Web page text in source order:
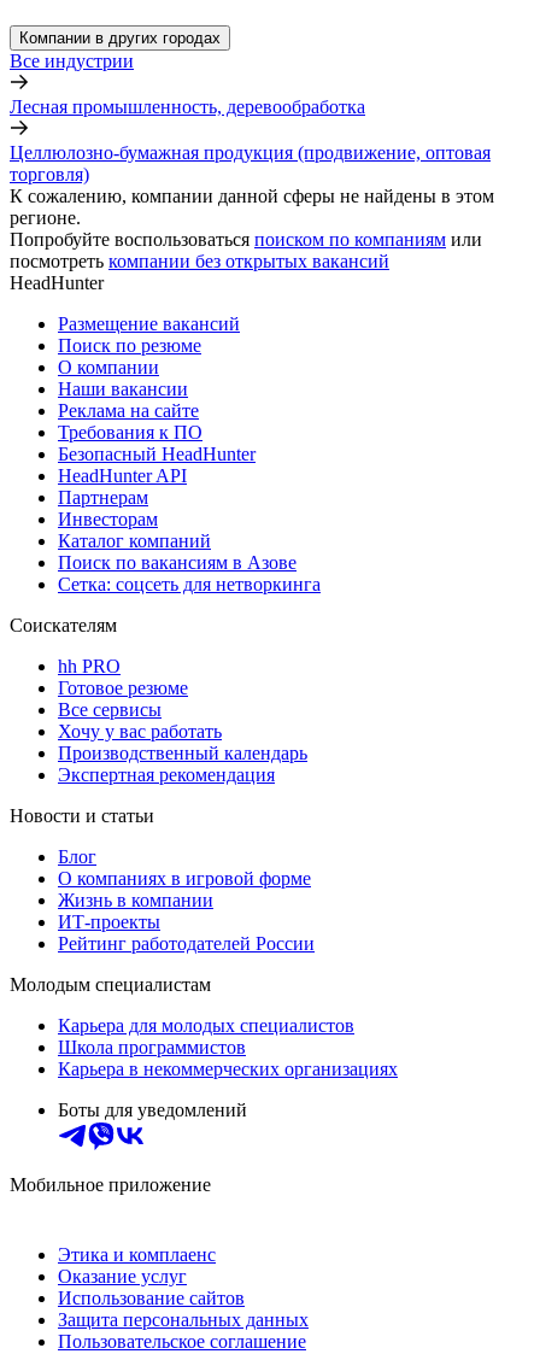
Компании в других городах
Все индустрии
Лесная промышленность, деревообработка
Целлюлозно-бумажная продукция (продвижение, оптовая
торговля)
К сожалению, компании данной сферы не найдены в этом
регионе.
Попробуйте воспользоваться поиском по компаниям или
посмотреть компании без открытых вакансий
HeadHunter
Размещение вакансий
Поиск по резюме
О компании
Наши вакансии
Реклама на сайте
Требования к ПО
Безопасный HeadHunter
HeadHunter API
Партнерам
Инвесторам
Каталог компаний
Поиск по вакансиям в Азове
Сетка: соцсеть для нетворкинга
Соискателям
hh PRO
Готовое резюме
Все сервисы
Хочу у вас работать
Производственный календарь
Экспертная рекомендация
Новости и статьи
Блог
О компаниях в игровой форме
Жизнь в компании
ИТ-проекты
Рейтинг работодателей России
Молодым специалистам
Карьера для молодых специалистов
Школа программистов
Карьера в некоммерческих организациях
Боты для уведомлений
Мобильное приложение
Этика и комплаенс
Оказание услуг
Использование сайтов
Защита персональных данных
Пользовательское соглашение